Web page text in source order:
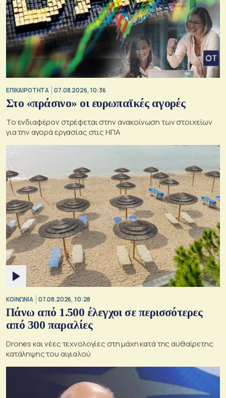
ΕΠΙΚΑΙΡΟΤΗΤΑ 07.08.2026, 10:36
Στο «πράσινο» οι ευρωπαϊκές αγορές
Το ενδιαφέρον στρέφεται στην ανακοίνωση των στοιχείων
για την αγορά εργασίας στις ΗΠΑ
ΚΟΙΝΩΝΙΑ 07.08.2026, 10:28
Πάνω από 1.500 έλεγχοι σε περισσότερες
από 300 παραλίες
Drones και νέες τεχνολογίες στη μάχη κατά της αυθαίρετης
κατάληψης του αιγιαλού